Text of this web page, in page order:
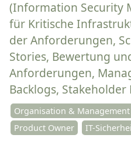
(Information Security
für Kritische
der Anforderungen,
Stories, Bewertung
Anforderungen,
Backlogs,
Organisation & Management
Product Owner
IT-